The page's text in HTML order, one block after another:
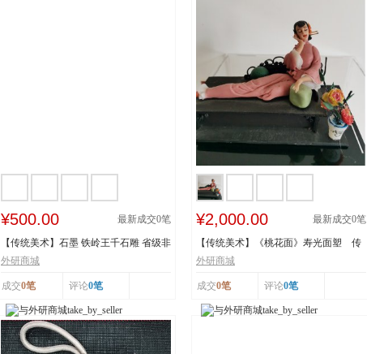
¥500.00 最新成交0笔
【传统美术】石墨 铁岭王千石雕 省级非
物质文化遗...
外研商城
成交0笔 评论0笔
¥2,000.00 最新成交0笔
【传统美术】《桃花面》寿光面塑 传
承人：王建美 市...
外研商城
成交0笔 评论0笔